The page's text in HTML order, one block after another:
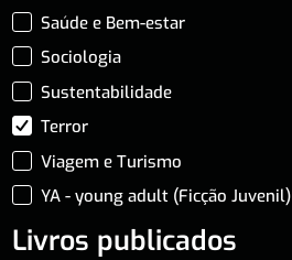
Saúde e Bem-estar
Sociologia
Sustentabilidade
Terror
Viagem e Turismo
YA - young adult (Ficção Juvenil)
Livros publicados